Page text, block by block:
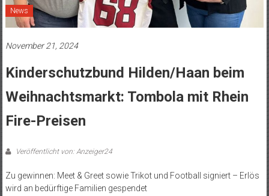
News
November 21, 2024
Kinderschutzbund Hilden/Haan beim
Weihnachtsmarkt: Tombola mit Rhein
Fire-Preisen
Veröffentlicht von: Anzeiger24
Zu gewinnen: Meet & Greet sowie Trikot und Football signiert – Erlös
wird an bedürftige Familien gespendet